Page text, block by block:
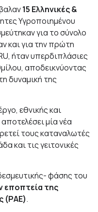
15 Ελληνικές &
Υγροποιημένου
για το σύνολο
και για την πρώτη
, ήταν υπερδιπλάσιες
αποδεικνύοντας
δυναμική της
εθνικής και
μία νέα
τους καταναλωτές
και τις γειτονικές
φάσης του
εποπτεία της
(ΡΑΕ).